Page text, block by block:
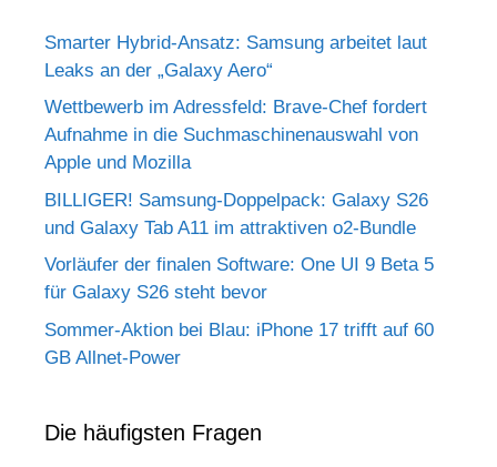
Smarter Hybrid-Ansatz: Samsung arbeitet laut
Leaks an der „Galaxy Aero“
Wettbewerb im Adressfeld: Brave-Chef fordert
Aufnahme in die Suchmaschinenauswahl von
Apple und Mozilla
BILLIGER! Samsung-Doppelpack: Galaxy S26
und Galaxy Tab A11 im attraktiven o2-Bundle
Vorläufer der finalen Software: One UI 9 Beta 5
für Galaxy S26 steht bevor
Sommer-Aktion bei Blau: iPhone 17 trifft auf 60
GB Allnet-Power
Die häufigsten Fragen